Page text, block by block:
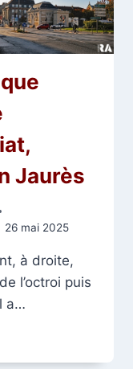
Jaurès
26 mai 2025
à droite,
l’octroi puis
a…